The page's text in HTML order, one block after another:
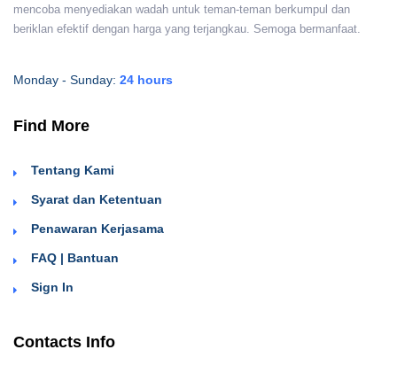
mencoba menyediakan wadah untuk teman-teman berkumpul dan
beriklan efektif dengan harga yang terjangkau. Semoga bermanfaat.
Monday - Sunday: 24 hours
Find More
Tentang Kami
Syarat dan Ketentuan
Penawaran Kerjasama
FAQ | Bantuan
Sign In
Contacts Info